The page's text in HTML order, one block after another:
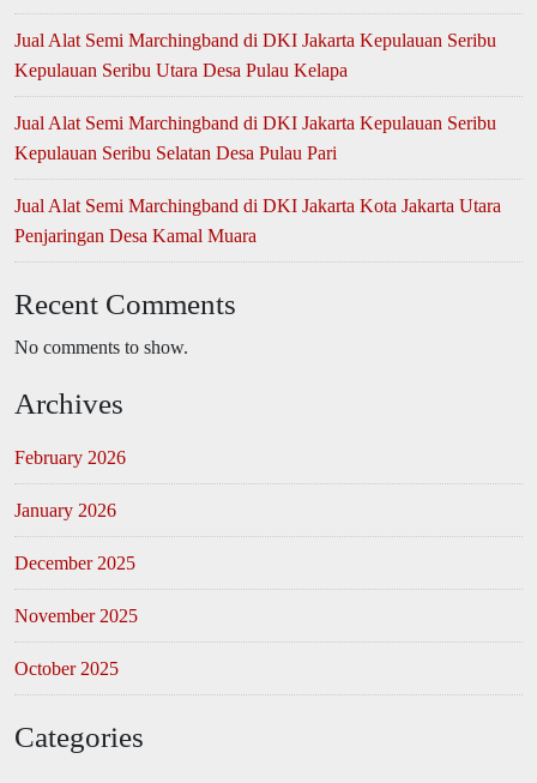
Jual Alat Semi Marchingband di DKI Jakarta Kepulauan Seribu
Kepulauan Seribu Utara Desa Pulau Kelapa
Jual Alat Semi Marchingband di DKI Jakarta Kepulauan Seribu
Kepulauan Seribu Selatan Desa Pulau Pari
Jual Alat Semi Marchingband di DKI Jakarta Kota Jakarta Utara
Penjaringan Desa Kamal Muara
Recent Comments
No comments to show.
Archives
February 2026
January 2026
December 2025
November 2025
October 2025
Categories